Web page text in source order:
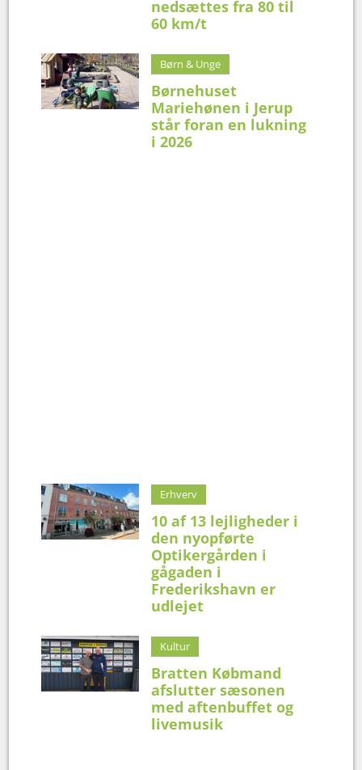
nedsættes fra 80 til
60 km/t
Børn & Unge
Børnehuset
Mariehønen i Jerup
står foran en lukning
i 2026
Erhverv
10 af 13 lejligheder i
den nyopførte
Optikergården i
gågaden i
Frederikshavn er
udlejet
Kultur
Bratten Købmand
afslutter sæsonen
med aftenbuffet og
livemusik